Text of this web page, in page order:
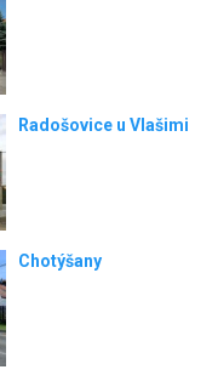
Radošovice u Vlašimi
Chotýšany